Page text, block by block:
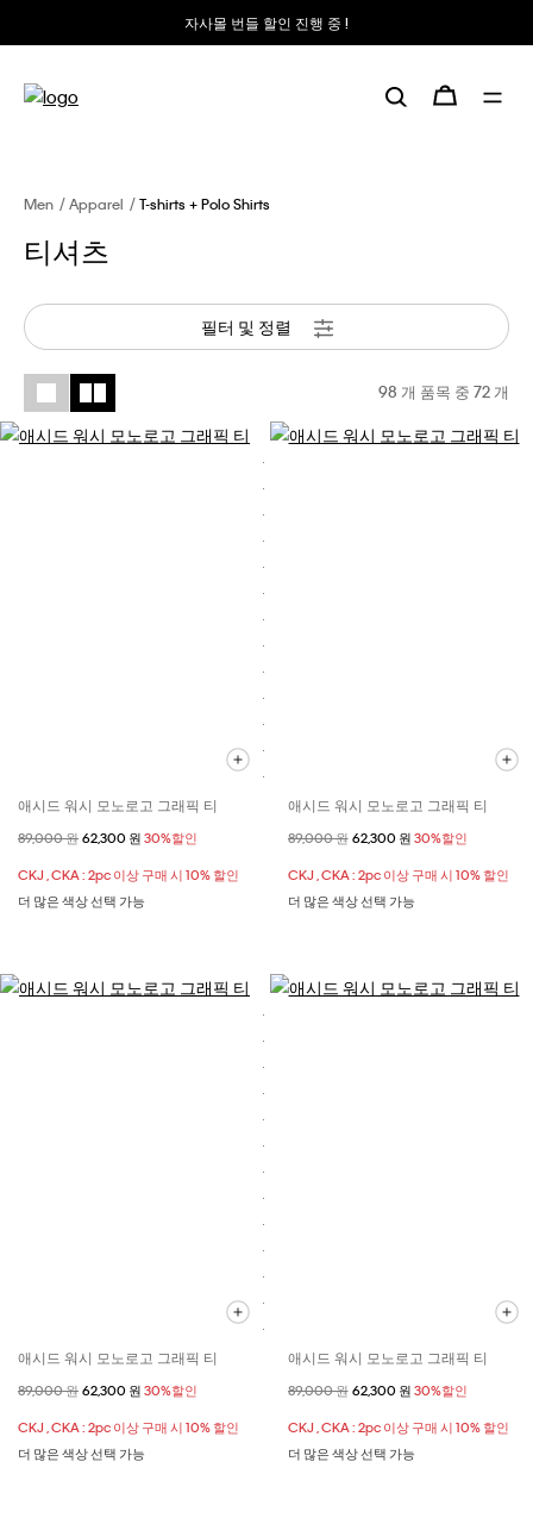
자사몰 번들 할인 진행 중 !
Men Apparel T-shirts + Polo Shirts
티셔츠
필터 및 정렬
98 개 품목 중 72 개
애시드 워시 모노로고 그래픽 티
할인 전 가격
89,000 원 할인된 가격
62,300 원 30%할인
CKJ , CKA : 2pc 이상 구매 시 10% 할인
더 많은 색상 선택 가능
애시드 워시 모노로고 그래픽 티
할인 전 가격
89,000 원할인된 가격
62,300 원 30%할인
CKJ , CKA : 2pc 이상 구매 시 10% 할인
더 많은 색상 선택 가능
애시드 워시 모노로고 그래픽 티
할인 전 가격
89,000 원 할인된 가격
62,300 원 30%할인
CKJ , CKA : 2pc 이상 구매 시 10% 할인
더 많은 색상 선택 가능
애시드 워시 모노로고 그래픽 티
할인 전 가격
89,000 원할인된 가격
62,300 원 30%할인
CKJ , CKA : 2pc 이상 구매 시 10% 할인
더 많은 색상 선택 가능